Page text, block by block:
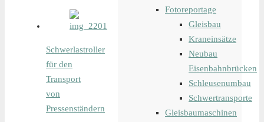
Schwerlastroller
für den
Transport
von
Pressenständern
Fotoreportage
Gleisbau
Kraneinsätze
Neubau
Eisenbahnbrücken
Schleusenumbau
Schwertransporte
Gleisbaumaschinen